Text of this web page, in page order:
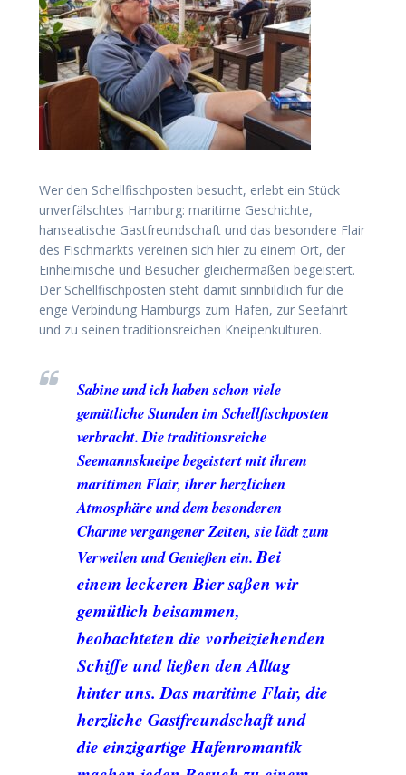
Wer den Schellfischposten besucht, erlebt ein Stück
unverfälschtes Hamburg: maritime Geschichte,
hanseatische Gastfreundschaft und das besondere Flair
des Fischmarkts vereinen sich hier zu einem Ort, der
Einheimische und Besucher gleichermaßen begeistert.
Der Schellfischposten steht damit sinnbildlich für die
enge Verbindung Hamburgs zum Hafen, zur Seefahrt
und zu seinen traditionsreichen Kneipenkulturen.
Sabine und ich haben schon viele
gemütliche Stunden im Schellfischposten
verbracht. Die traditionsreiche
Seemannskneipe begeistert mit ihrem
maritimen Flair, ihrer herzlichen
Atmosphäre und dem besonderen
Charme vergangener Zeiten, sie lädt zum
Verweilen und Genießen ein.Bei
einem leckeren Bier saßen wir
gemütlich beisammen,
beobachteten die vorbeiziehenden
Schiffe und ließen den Alltag
hinter uns. Das maritime Flair, die
herzliche Gastfreundschaft und
die einzigartige Hafenromantik